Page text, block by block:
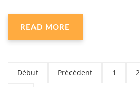
READ MORE
Début Précédent 1 2